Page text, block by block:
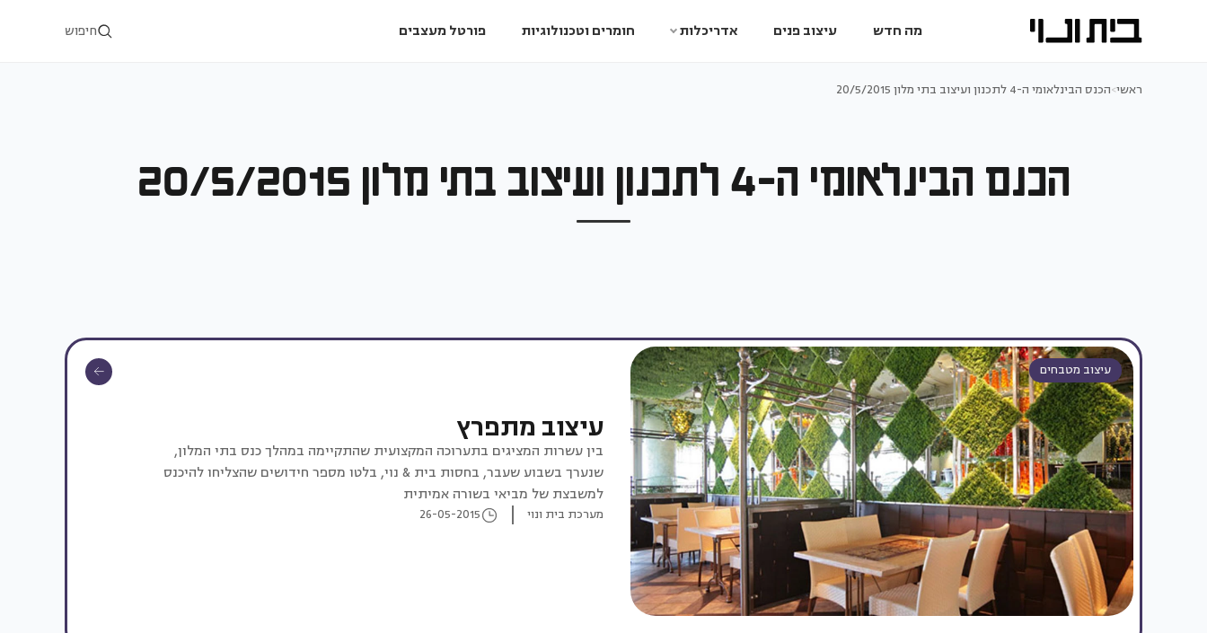
מה חדש עיצוב פנים אדריכלות חומרים וטכנולוגיות פורטל מעצבים חיפוש
ראשי>הכנס הבינלאומי ה-4 לתכנון ועיצוב בתי מלון 20/5/2015
הכנס הבינלאומי ה-4 לתכנון ועיצוב בתי מלון 20/5/2015
עיצוב מטבחים
עיצוב מתפרץ
בין עשרות המציגים בתערוכה המקצועית שהתקיימה במהלך כנס בתי המלון,
שנערך בשבוע שעבר, בחסות בית & נוי, בלטו מספר חידושים שהצליחו להיכנס
למשבצת של מביאי בשורה אמיתית
מערכת בית ונוי 26-05-2015